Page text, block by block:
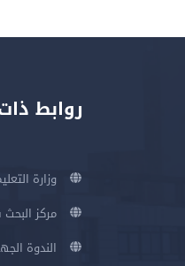
روابط
وزارة
مركز
الندوة